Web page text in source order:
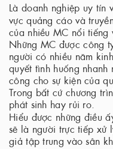
Là doanh nghiệp uy tín
vực quảng cáo và
của nhiều MC nổi tiếng
Những MC được công
người có nhiều năm
quyết tình huống
công cho sự kiện của
Trong bất cứ chương
phát sinh hay rủi ro.
Hiểu được những điều
sẽ là người trực tiếp xử
giả tập trung vào sân